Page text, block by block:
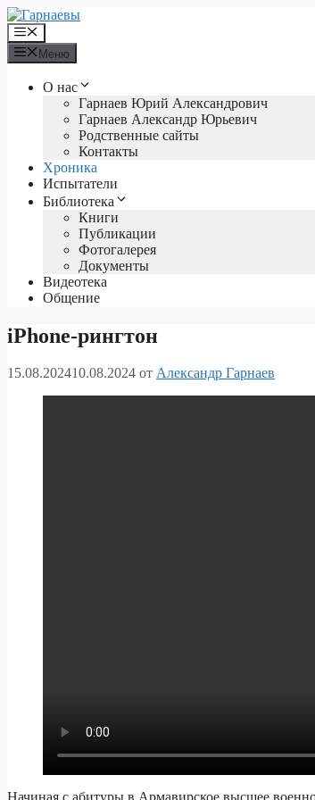
Перейти
к
содержимому
Меню
Меню
О нас
Гарнаев Юрий Александрович
Гарнаев Александр Юрьевич
Родственные сайты
Контакты
Хроника
Испытатели
Библиотека
Книги
Публикации
Фотогалерея
Документы
Видеотека
Общение
iPhone-рингтон
15.08.202410.08.2024 от Александр Гарнаев